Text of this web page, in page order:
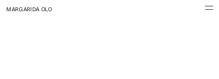
MARGARIDA OLO